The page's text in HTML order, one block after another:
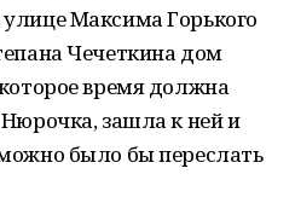
Максима Горького
Чечеткина дом
время должна
зашла к ней и
было бы переслать